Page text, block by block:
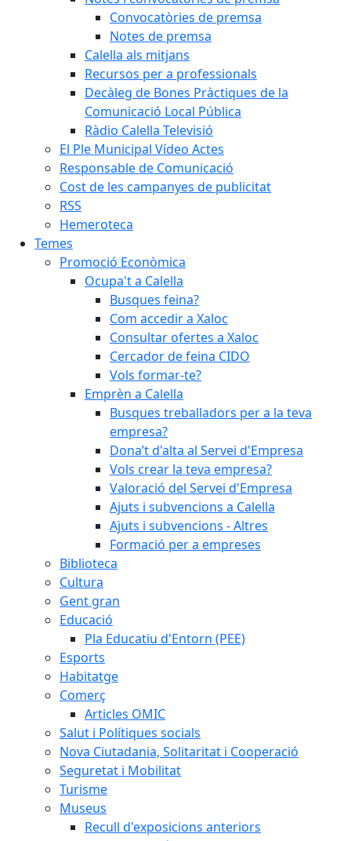
Convocatòries de premsa
Notes de premsa
Calella als mitjans
Recursos per a professionals
Decàleg de Bones Pràctiques de la
Comunicació Local Pública
Ràdio Calella Televisió
El Ple Municipal Vídeo Actes
Responsable de Comunicació
Cost de les campanyes de publicitat
RSS
Hemeroteca
Temes
Promoció Econòmica
Ocupa't a Calella
Busques feina?
Com accedir a Xaloc
Consultar ofertes a Xaloc
Cercador de feina CIDO
Vols formar-te?
Emprèn a Calella
Busques treballadors per a la teva
empresa?
Dona’t d'alta al Servei d'Empresa
Vols crear la teva empresa?
Valoració del Servei d'Empresa
Ajuts i subvencions a Calella
Ajuts i subvencions - Altres
Formació per a empreses
Biblioteca
Cultura
Gent gran
Educació
Pla Educatiu d'Entorn (PEE)
Esports
Habitatge
Comerç
Articles OMIC
Salut i Polítiques socials
Nova Ciutadania, Solitaritat i Cooperació
Seguretat i Mobilitat
Turisme
Museus
Recull d'exposicions anteriors